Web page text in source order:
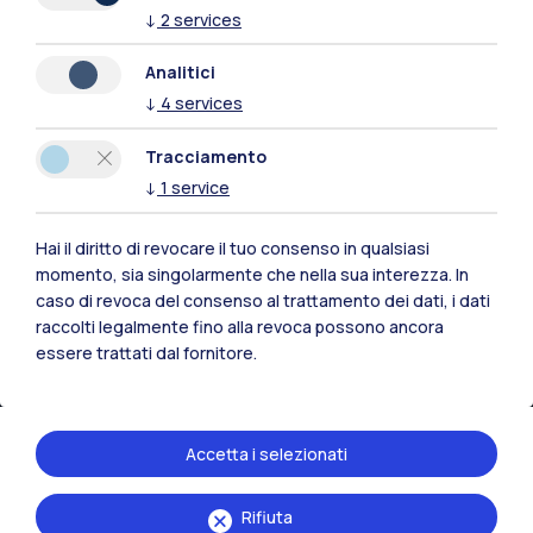
Naviga il sito
Contattaci
↓ 2 services
Analitici
↓ 4 services
Tracciamento
↓ 1 service
Hai il diritto di revocare il tuo consenso in qualsiasi
momento, sia singolarmente che nella sua interezza. In
caso di revoca del consenso al trattamento dei dati, i dati
raccolti legalmente fino alla revoca possono ancora
essere trattati dal fornitore.
Rifiuta
Accetta i selezionati